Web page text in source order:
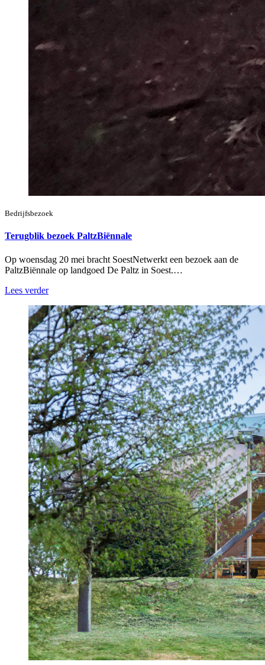
Bedrijfsbezoek
Terugblik bezoek PaltzBiënnale
Op woensdag 20 mei bracht SoestNetwerkt een bezoek aan de
PaltzBiënnale op landgoed De Paltz in Soest.…
Lees verder